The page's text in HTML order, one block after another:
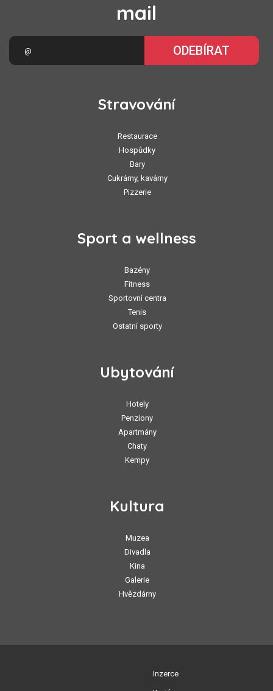
mail
ODEBÍRAT
Stravování
Restaurace
Hospůdky
Bary
Cukrárny, kavárny
Pizzerie
Sport a wellness
Bazény
Fitness
Sportovní centra
Tenis
Ostatní sporty
Ubytování
Hotely
Penziony
Apartmány
Chaty
Kempy
Kultura
Muzea
Divadla
Kina
Galerie
Hvězdárny
Inzerce